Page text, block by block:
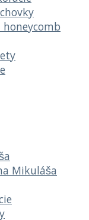
honeycomb
Mikuláša